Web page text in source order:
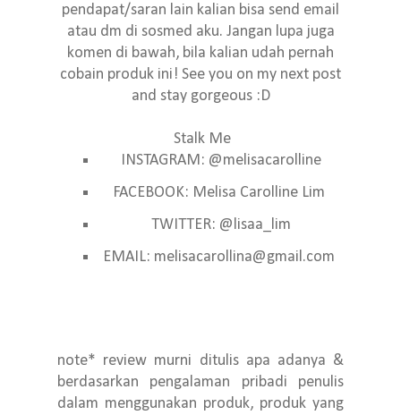
pendapat/saran lain kalian bisa send email
atau dm di sosmed aku. Jangan lupa juga
komen di bawah, bila kalian udah pernah
cobain produk ini! See you on my next post
and stay gorgeous :D
Stalk Me
INSTAGRAM: @melisacarolline
FACEBOOK: Melisa Carolline Lim
TWITTER: @lisaa_lim
EMAIL: melisacarollina@gmail.com
note* review murni ditulis apa adanya &
berdasarkan pengalaman pribadi penulis
dalam menggunakan produk, produk yang